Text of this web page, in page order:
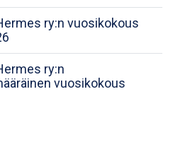
ry:n vuosikokous
ry:n
vuosikokous